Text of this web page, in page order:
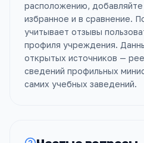
расположению,
избранное и в сравнение.
учитывает отзывы
профиля учреждения.
открытых источников —
сведений профильных
самих учебных заведений.